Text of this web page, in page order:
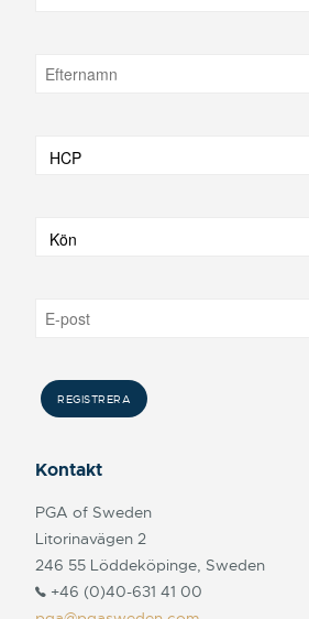
Kontakt
PGA of Sweden
Litorinavägen 2
246 55 Löddeköpinge, Sweden
+46 (0)40-631 41 00